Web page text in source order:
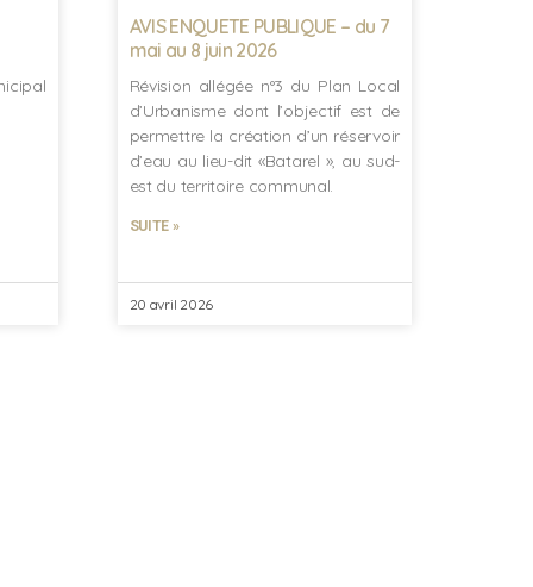
AVIS ENQUETE PUBLIQUE – du 7
mai au 8 juin 2026
Révision allégée n°3 du Plan Local
d’Urbanisme dont l’objectif est de
permettre la création d’un réservoir
d’eau au lieu-dit «Batarel », au sud-
est du territoire communal.
SUITE »
20 avril 2026